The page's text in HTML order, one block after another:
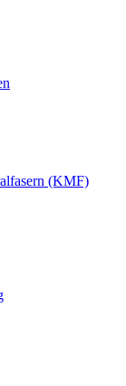
(KMF)